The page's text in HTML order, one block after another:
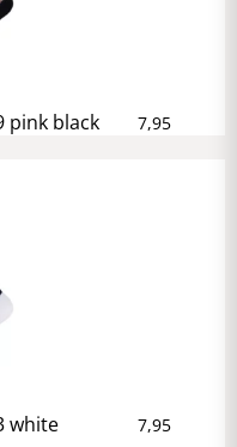
pink black 7,95
white
7,95